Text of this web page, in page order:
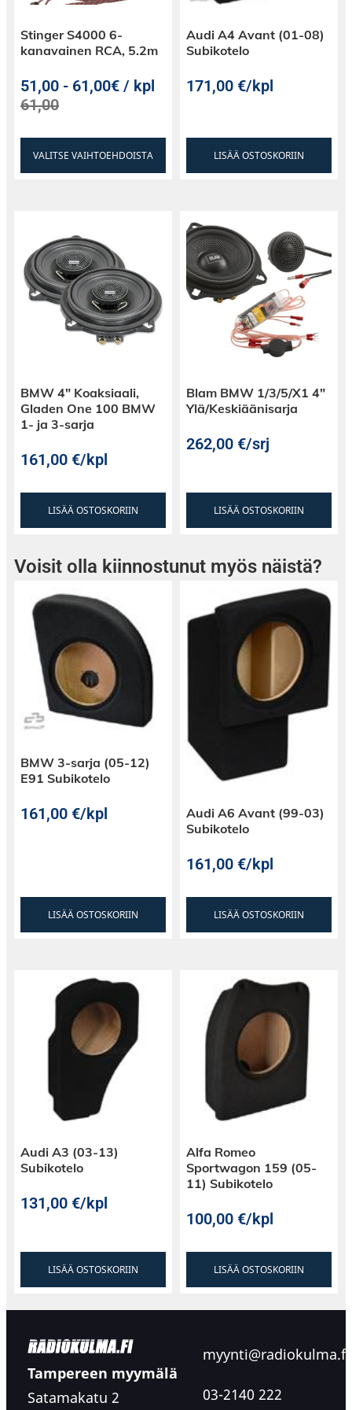
Stinger S4000 6-
kanavainen RCA, 5.2m
51,00 - 61,00€ / kpl
61,00
VALITSE VAIHTOEHDOISTA
Audi A4 Avant (01-08)
Subikotelo
171,00€/kpl
LISÄÄ OSTOSKORIIN
BMW 4″ Koaksiaali,
Gladen One 100 BMW
1- ja 3-sarja
161,00€/kpl
LISÄÄ OSTOSKORIIN
Blam BMW 1/3/5/X1 4″
Ylä/Keskiäänisarja
262,00€/srj
LISÄÄ OSTOSKORIIN
Voisit olla kiinnostunut myös näistä?
BMW 3-sarja (05-12)
E91 Subikotelo
161,00€/kpl
LISÄÄ OSTOSKORIIN
Audi A6 Avant (99-03)
Subikotelo
161,00€/kpl
LISÄÄ OSTOSKORIIN
Audi A3 (03-13)
Subikotelo
131,00€/kpl
LISÄÄ OSTOSKORIIN
Alfa Romeo
Sportwagon 159 (05-
11) Subikotelo
100,00€/kpl
LISÄÄ OSTOSKORIIN
Tampereen myymälä
Satamakatu 2
myynti@radiokulma.fi
03-2140 222